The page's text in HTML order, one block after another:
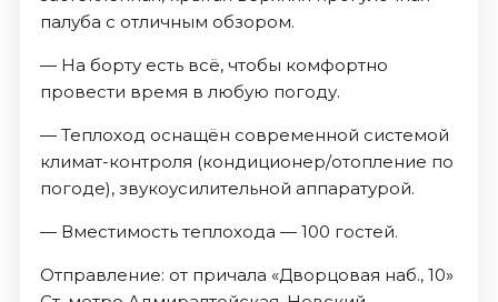
палуба с отличным обзором.
— На борту есть всё, чтобы комфортно
провести время в любую погоду.
— Теплоход оснащён современной системой
климат-контроля (кондиционер/отопление по
погоде), звукоусилительной аппаратурой.
— Вместимость теплохода — 100 гостей.
Отправление: от причала «Дворцовая наб., 10»